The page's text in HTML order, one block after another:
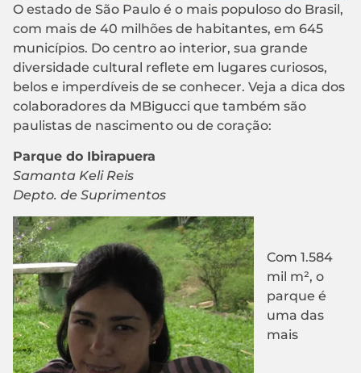
O estado de São Paulo é o mais populoso do Brasil,
com mais de 40 milhões de habitantes, em 645
municípios. Do centro ao interior, sua grande
diversidade cultural reflete em lugares curiosos,
belos e imperdíveis de se conhecer. Veja a dica dos
colaboradores da MBigucci que também são
paulistas de nascimento ou de coração:
Parque do Ibirapuera
Samanta Keli Reis
Depto. de Suprimentos
Com 1.584
mil m², o
parque é
uma das
mais